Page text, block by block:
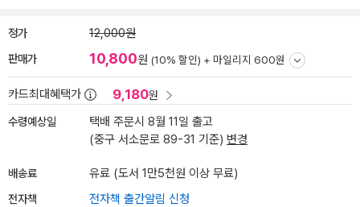
정가 12,000원
판매가 10,800원 (10% 할인) + 마일리지 600원
카드최대혜택가 9,180원
수령예상일
택배 주문시 8월 11일 출고
(중구 서소문로 89-31 기준) 변경
배송료 유료 (도서 1만5천원 이상 무료)
전자책 전자책 출간알림 신청